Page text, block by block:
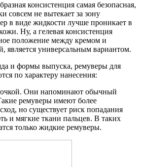
консистенция самая безопасная,
совсем не вытекает за зону
в виде жидкости лучше проникает в
Ну, а гелевая консистенция
положение между кремом и
является универсальным вариантом.
и формы выпуска, ремуверы для
по характеру нанесения:
Они напоминают обычный
ремуверы имеют более
но существует риск попадания
и мягкие ткани пальцев. В таких
только жидкие ремуверы.